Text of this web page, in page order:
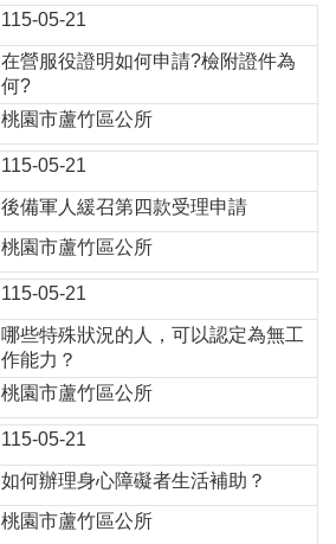
115-05-21
在營服役證明如何申請?檢附證件為
何?
桃園市蘆竹區公所
115-05-21
後備軍人緩召第四款受理申請
桃園市蘆竹區公所
115-05-21
哪些特殊狀況的人，可以認定為無工
作能力？
桃園市蘆竹區公所
115-05-21
如何辦理身心障礙者生活補助？
桃園市蘆竹區公所